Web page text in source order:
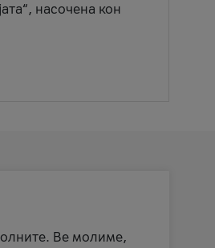
насочена кон
Ве молиме,